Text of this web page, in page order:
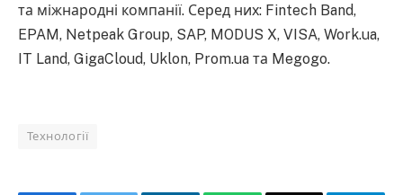
та міжнародні компанії. Серед них: Fintech Band,
EPAM, Netpeak Group, SAP, MODUS X, VISA, Work.ua,
IT Land, GigaCloud, Uklon, Prom.ua та Megogo.
Технології